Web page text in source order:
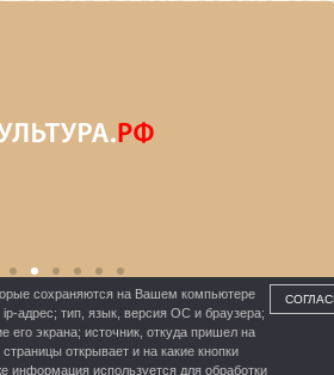
ЦКС»
сохраняются на Вашем компьютере
адрес; тип, язык, версия ОС и браузера;
его экрана; источник, откуда пришел на
открывает и на какие кнопки
информация используется для обработки